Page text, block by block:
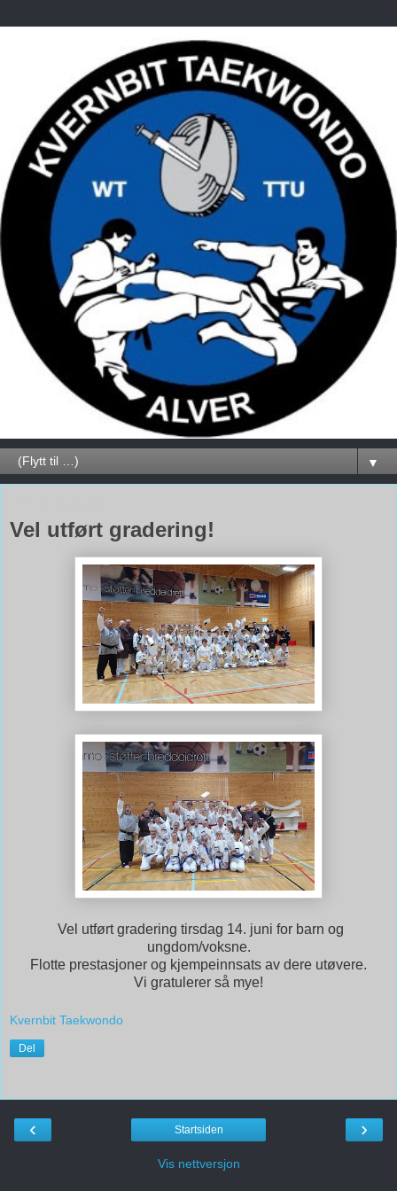
▼
Vel utført gradering!
Vel utført gradering tirsdag 14. juni for barn og
ungdom/voksne.
Flotte prestasjoner og kjempeinnsats av dere utøvere.
Vi gratulerer så mye!
Kvernbit Taekwondo
Del
‹ ›
Startsiden
Vis nettversjon